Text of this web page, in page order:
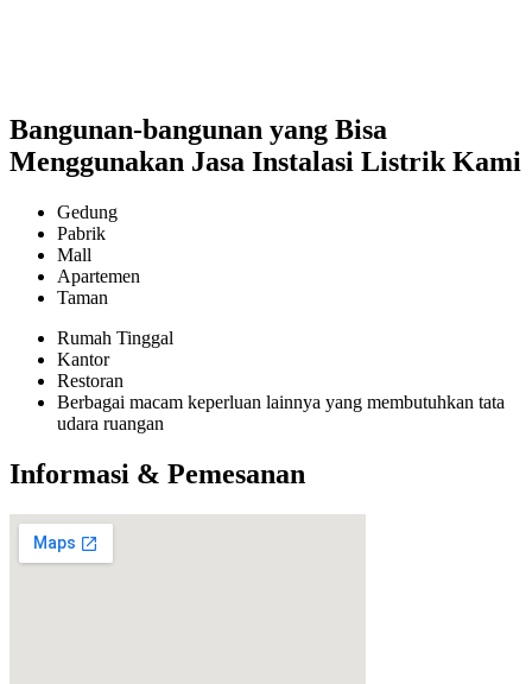
Bangunan-bangunan yang Bisa
Menggunakan Jasa Instalasi Listrik Kami
Gedung
Pabrik
Mall
Apartemen
Taman
Rumah Tinggal
Kantor
Restoran
Berbagai macam keperluan lainnya yang membutuhkan tata
udara ruangan
Informasi & Pemesanan